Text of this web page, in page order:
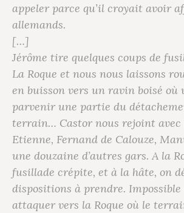
appeler parce qu’il croyait avoir
allemands.
[…]
Jérôme tire quelques coups de
La Roque et nous nous laissons
en buisson vers un ravin boisé où
parvenir une partie du
terrain… Castor nous rejoint avec
Etienne, Fernand de Calouze,
une douzaine d’autres gars. A la
fusillade crépite, et à la hâte, on
dispositions à prendre.
attaquer vers la Roque où le